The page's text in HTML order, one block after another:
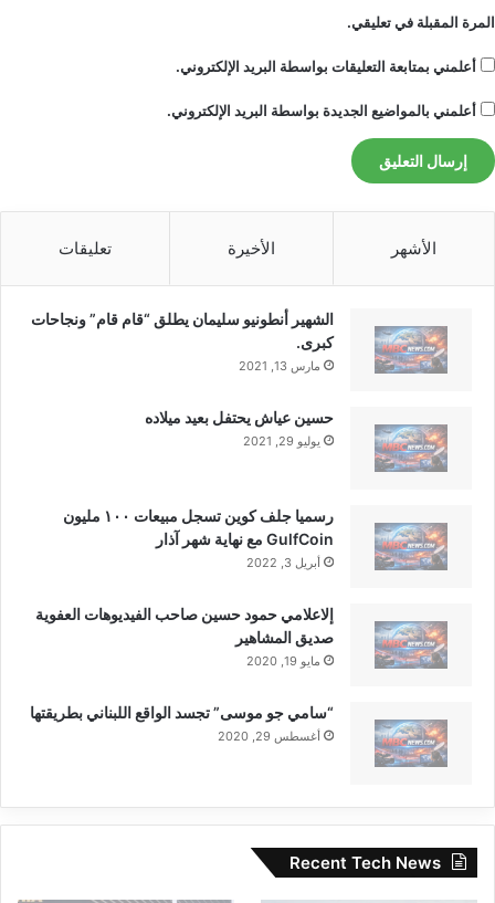
المرة المقبلة في تعليقي.
أعلمني بمتابعة التعليقات بواسطة البريد الإلكتروني.
أعلمني بالمواضيع الجديدة بواسطة البريد الإلكتروني.
الأشهر الأخيرة تعليقات
الشهير أنطونيو سليمان يطلق “قام قام” ونجاحات
كبرى.
مارس 13, 2021
حسين عياش يحتفل بعيد ميلاده
يوليو 29, 2021
رسميا جلف كوين تسجل مبيعات ١٠٠ مليون
GulfCoin مع نهاية شهر آذار
أبريل 3, 2022
إلاعلامي حمود حسين صاحب الفيديوهات العفوية
صديق المشاهير
مايو 19, 2020
“سامي جو موسى” تجسد الواقع اللبناني بطريقتها
أغسطس 29, 2020
Recent Tech News